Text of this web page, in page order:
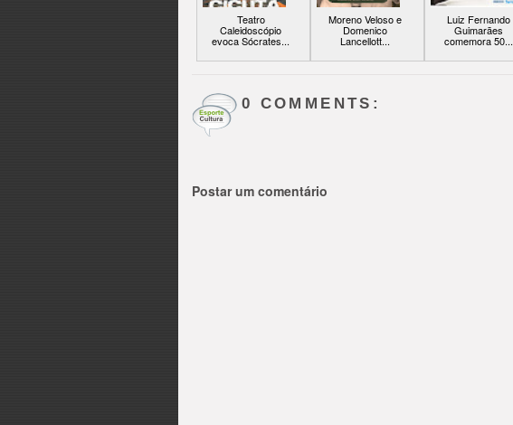
Teatro
Caleidoscópio
evoca Sócrates...
Moreno Veloso e
Domenico
Lancellott...
Luiz Fernando
Guimarães
comemora 50...
0 COMMENTS:
Postar um comentário